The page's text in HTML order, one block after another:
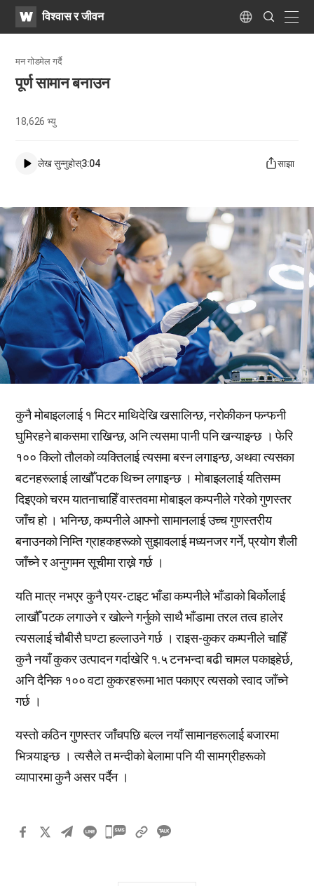
WATVविश्वास र जीवन Language
Search
Submit
मन गोडमेल गर्दै
पूर्ण सामान बनाउन
18,626भ्यु
लेख सुन्नुहोस्3:04 साझा
कुनै मोबाइललाई १ मिटर माथिदेखि खसालिन्छ, नरोकीकन फन्फनी
घुमिरहने बाकसमा राखिन्छ, अनि त्यसमा पानी पनि खन्याइन्छ । फेरि
१०० किलो तौलको व्यक्तिलाई त्यसमा बस्न लगाइन्छ, अथवा त्यसका
बटनहरूलाई लाखौँ पटक थिच्न लगाइन्छ । मोबाइललाई यतिसम्म
दिइएको चरम यातनाचाहिँ वास्तवमा मोबाइल कम्पनीले गरेको गुणस्तर
जाँच हो । भनिन्छ, कम्पनीले आफ्नो सामानलाई उच्च गुणस्तरीय
बनाउनको निम्ति ग्राहकहरूको सुझावलाई मध्यनजर गर्ने, प्रयोग शैली
जाँच्ने र अनुगमन सूचीमा राख्ने गर्छ ।
यति मात्र नभएर कुनै एयर-टाइट भाँडा कम्पनीले भाँडाको बिर्कोलाई
लाखौँ पटक लगाउने र खोल्ने गर्नुको साथै भाँडामा तरल तत्व हालेर
त्यसलाई चौबीसै घण्टा हल्लाउने गर्छ । राइस-कुकर कम्पनीले चाहिँ
कुनै नयाँ कुकर उत्पादन गर्दाखेरि १.५ टनभन्दा बढी चामल पकाइहेर्छ,
अनि दैनिक १०० वटा कुकरहरूमा भात पकाएर त्यसको स्वाद जाँच्ने
गर्छ ।
यस्तो कठिन गुणस्तर जाँचपछि बल्ल नयाँ सामानहरूलाई बजारमा
भित्र्याइन्छ । त्यसैले त मन्दीको बेलामा पनि यी सामग्रीहरूको
व्यापारमा कुनै असर पर्दैन ।
카
톡